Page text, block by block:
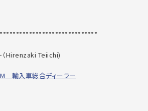
********************
Hirenzaki Teiichi)
輸入車総合ディーラー